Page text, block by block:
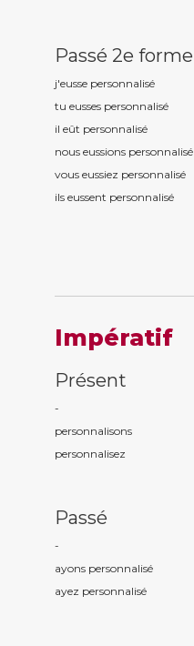
Passé 2e forme
j'eusse personnalisé
tu eusses personnalisé
il eût personnalisé
nous eussions personnalisé
vous eussiez personnalisé
ils eussent personnalisé
Impératif
Présent
-
personnalisons
personnalisez
Passé
-
ayons personnalisé
ayez personnalisé